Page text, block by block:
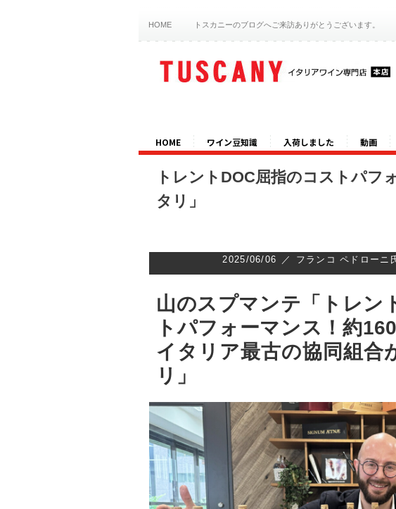
HOME トスカニーのブログへご来訪ありがとうございます。
HOME ワイン豆知識 入荷しました 動画
トレントDOC屈指のコストパフ
タリ」
2025/06/06 ／ フランコ ペドロー
山のスプマンテ「トレン
トパフォーマンス！約
イタリア最古の協同組合
リ」